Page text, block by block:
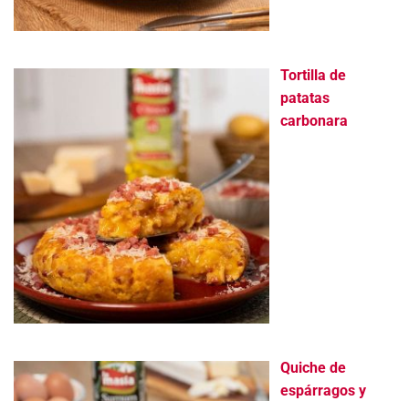
Tortilla de
patatas
carbonara
Quiche de
espárragos y